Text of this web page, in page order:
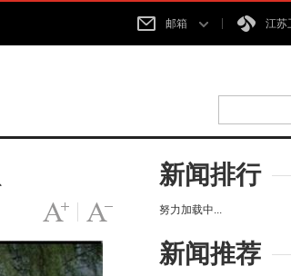
邮箱 江苏
字号变小
新闻排行
努力加载中...
新闻推荐